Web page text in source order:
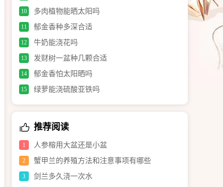
10 多肉植物能晒太阳吗
11 郁金香种多深合适
12 牛奶能浇花吗
13 发财树一盆种几颗合适
14 郁金香怕太阳晒吗
15 绿萝能浇硫酸亚铁吗
推荐阅读
1 人参榕用大盆还是小盆
2 蟹甲兰的养殖方法和注意事项有哪些
3 剑兰多久浇一次水